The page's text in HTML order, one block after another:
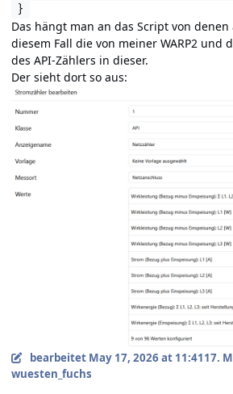
}
Das hängt man an das Script von denen
diesem Fall die von meiner WARP2 und
des API-Zählers in dieser.
Der sieht dort so aus:
bearbeitet May 17, 2026 at 11:4117.
wuesten_fuchs